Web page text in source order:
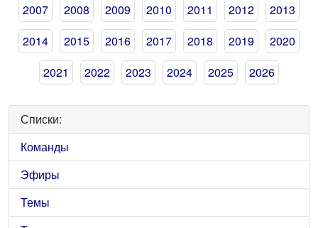
2007
2008 2009 2010 2011 2012
2013
2014
2015 2016 2017 2018 2019
2020
2021
2022 2023 2024 2025 2026
Списки:
Команды
Эфиры
Темы